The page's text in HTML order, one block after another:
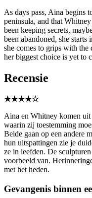
As days pass, Aina begins
peninsula, and that
been keeping secrets,
been abandoned, she
she comes to grips with the
her biggest choice is yet to
Recensie
★★★★☆
Aina en Whitney komen uit
waarin zij toestemming
Beide gaan op een andere
hun uitspattingen zie je
ze in leefden. De
voorbeeld van.
met het heden.
Gevangenis binnen